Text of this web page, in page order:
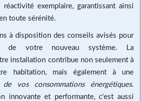
exemplaire, garantissant ainsi
toute sérénité.
à disposition des conseils avisés pour
de votre nouveau système. La
installation contribue non seulement à
habitation, mais également à une
vos consommations énergétiques.
innovante et performante, c'est aussi